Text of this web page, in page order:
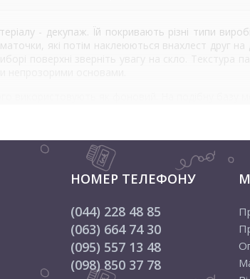
- декупаж. Їй покривають різні типи
які потім наклеюються внахлест друг
шпильок, брошів і т.д.
Як вибирати
може залежати від кількох факторів:
за нього).
варіанти мають виражену дерев'яну
прикрас поверхні).
НОМЕР ТЕЛЕФОНУ
(044) 228 48 85
(063) 664 74 30
(095) 557 13 48
(098) 850 37 78